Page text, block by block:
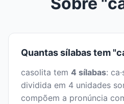
Quantas sílabas tem
casolita tem 4 sílabas:
dividida em 4 unidades
compõem a pronúncia